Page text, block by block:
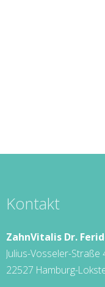
Kontakt
ZahnVitalis Dr.
Julius-Vosseler-Straße
22527 Hamburg-